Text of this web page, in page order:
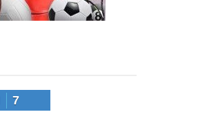
7